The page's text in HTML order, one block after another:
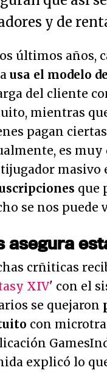
y de
últimos años,
usa el modelo
del cliente
mientras
pagan
es
masivo
que
se nos puede
asegura
crñiticas
XIV' con el
se quejaron
con
explicó lo